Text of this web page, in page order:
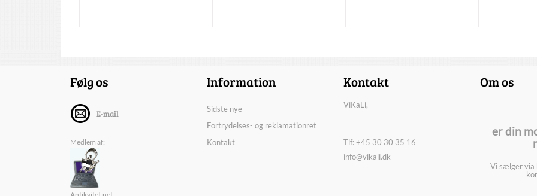
Følg os
E-mail
Medlem af:
Information
Sidste nye
Fortrydelses- og reklamationret
Kontakt
Kontakt
ViKaLi,
Tlf: +45 30 30 35 16
info@vikali.dk
Om os
er din
Vi sælger via